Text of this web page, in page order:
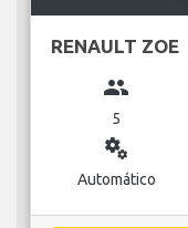
RENAULT ZOE
group
5
miscellaneous_services
Automático